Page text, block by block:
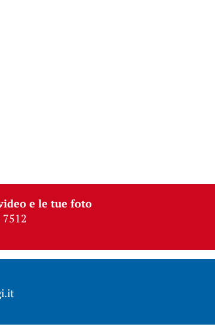
e le tue foto
7512